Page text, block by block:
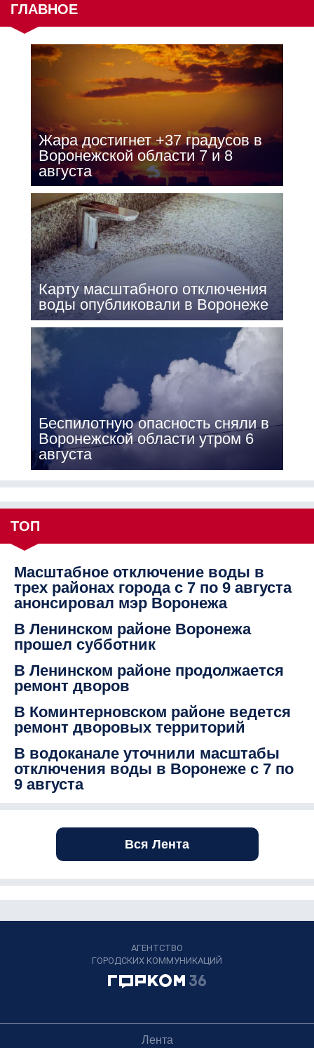
ГЛАВНОЕ
Жара достигнет +37 градусов в
Воронежской области 7 и 8
августа
Карту масштабного отключения
воды опубликовали в Воронеже
Беспилотную опасность сняли в
Воронежской области утром 6
августа
ТОП
Масштабное отключение воды в
трех районах города с 7 по 9 августа
анонсировал мэр Воронежа
В Ленинском районе Воронежа
прошел субботник
В Ленинском районе продолжается
ремонт дворов
В Коминтерновском районе ведется
ремонт дворовых территорий
В водоканале уточнили масштабы
отключения воды в Воронеже с 7 по
9 августа
Вся Лента
АГЕНТСТВО
ГОРОДСКИХ КОММУНИКАЦИЙ
Лента